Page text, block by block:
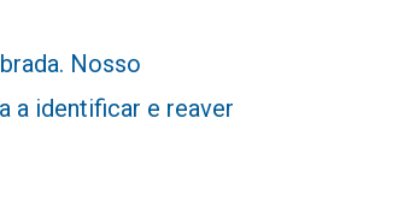
Nosso
a identificar e reaver